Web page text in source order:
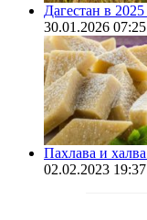
Дагестан в
30.01.2026 07:25
Пахлава и
02.02.2023 19:37